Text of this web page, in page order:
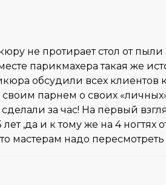
не протирает стол от пыли
парикмахера такая же
обсудили всех клиентов
парнем о своих
за час! На первый
,да и к тому же на 4 ногтях
мастерам надо